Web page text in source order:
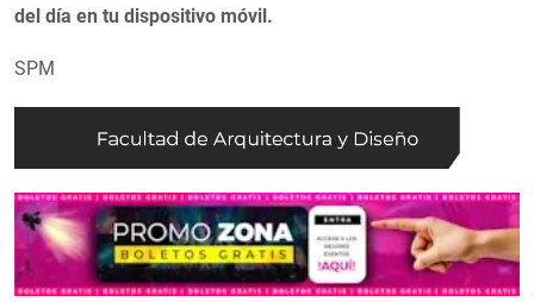
del día en tu dispositivo móvil.
SPM